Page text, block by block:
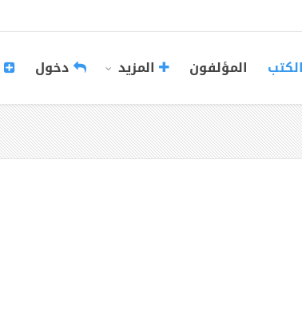
الكتب المؤلفون المزيد دخول